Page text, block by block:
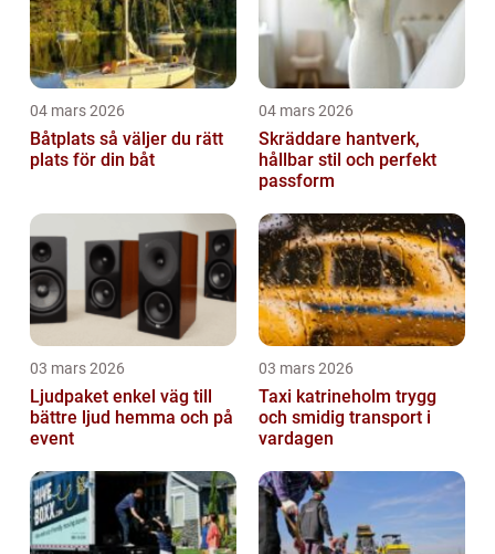
04 mars 2026
Båtplats så väljer du rätt
plats för din båt
04 mars 2026
Skräddare hantverk,
hållbar stil och perfekt
passform
03 mars 2026
Ljudpaket enkel väg till
bättre ljud hemma och på
event
03 mars 2026
Taxi katrineholm trygg
och smidig transport i
vardagen